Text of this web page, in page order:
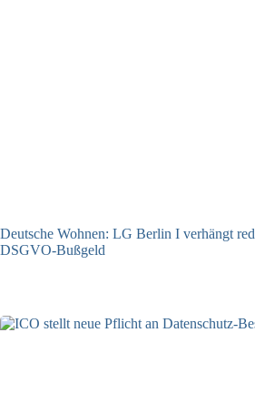
Deutsche Wohnen: LG Berlin I verhängt
DSGVO-Bußgeld